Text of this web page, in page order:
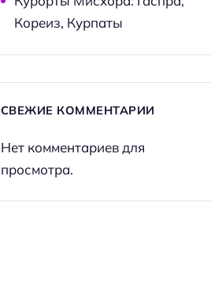
Кореиз, Курпаты
СВЕЖИЕ КОММЕНТАРИИ
Нет комментариев для
просмотра.